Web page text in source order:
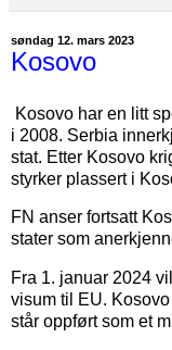
søndag 12. mars 2023
Kosovo
Kosovo har en litt
i 2008. Serbia
stat. Etter Kosovo
styrker plassert i
FN anser fortsatt
stater som
Fra 1. januar 2024
visum til EU.
står oppført som et